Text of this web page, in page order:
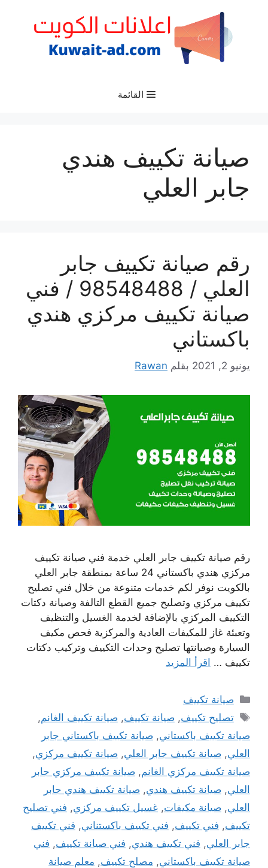
القائمة
صيانة تكييف هندي
جابر العلي
رقم صيانة تكييف جابر
العلي / 98548488 / فني
صيانة تكييف مركزي هندي
باكستاني
يونيو 2, 2021 بقلم Rawan
رقم صيانة تكييف جابر العلي خدمة فني صيانة تكييف
مركزي هندي باكستاني 24 ساعة بمنطقة جابر العلي
بالكويت نوفر لكم خدمات متنوعة من خلال فني تصليح
تكييف مركزي وتصليح جميع القطع التالفة وصيانة دكتات
التكييف المركزي بالإضافة لخدمة الغسيل والتنظيف
وتعبئة غاز للمكيفات العادية والمركزية فحص مكيف
السيارة وصيانتها تصليح وحدات التكييف وتركيب دكتات
تكييف … اقرأ المزيد
التصنيفات
صيانة تكييف
الوسوم
تصليح تكييف,صيانة تكييف,صيانة تكييف الغانم,
صيانة تكييف باكستاني, صيانة تكييف باكستاني جابر
العلي, صيانة تكييف جابر العلي, صيانة تكييف مركزي,
صيانة تكييف مركزي الغانم, صيانة تكييف مركزي جابر
العلي, صيانة تكييف هندي, صيانة تكييف هندي جابر
العلي, صيانة مكيفات, غسيل تكييف مركزي, فني تصليح
تكييف, فني تكييف, فني تكييف باكستناني, فني تكييف
جابر العلي, فني تكييف هندي, فني صيانة تكييف, فني
صيانة تكييف باكستاني, مصلح تكييف, معلم صيانة